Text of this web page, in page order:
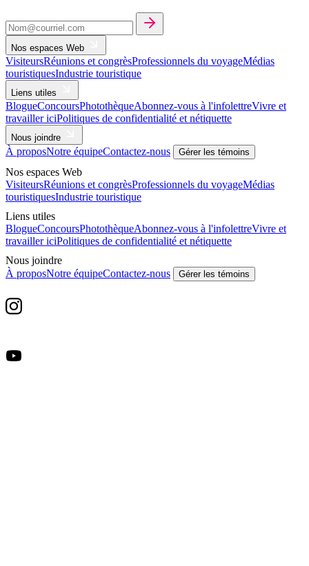
Nos espaces Web
VisiteursRéunions et congrèsProfessionnels du voyageMédias
touristiquesIndustrie touristique
Liens utiles
BlogueConcoursPhotothèqueAbonnez-vous à l'infolettreVivre et
travailler iciPolitiques de confidentialité et nétiquette
Nous joindre
À proposNotre équipeContactez-nous Gérer les témoins
Nos espaces Web
VisiteursRéunions et congrèsProfessionnels du voyageMédias
touristiquesIndustrie touristique
Liens utiles
BlogueConcoursPhotothèqueAbonnez-vous à l'infolettreVivre et
travailler iciPolitiques de confidentialité et nétiquette
Nous joindre
À proposNotre équipeContactez-nous Gérer les témoins